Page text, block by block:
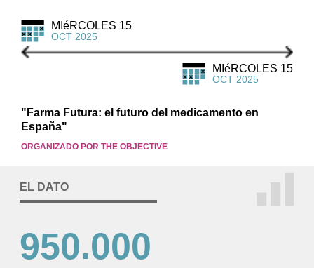
MIéRCOLES 15
OCT 2025
MIéRCOLES 15
OCT 2025
"Farma Futura: el futuro del medicamento en
España"
ORGANIZADO POR THE OBJECTIVE
EL DATO
950.000